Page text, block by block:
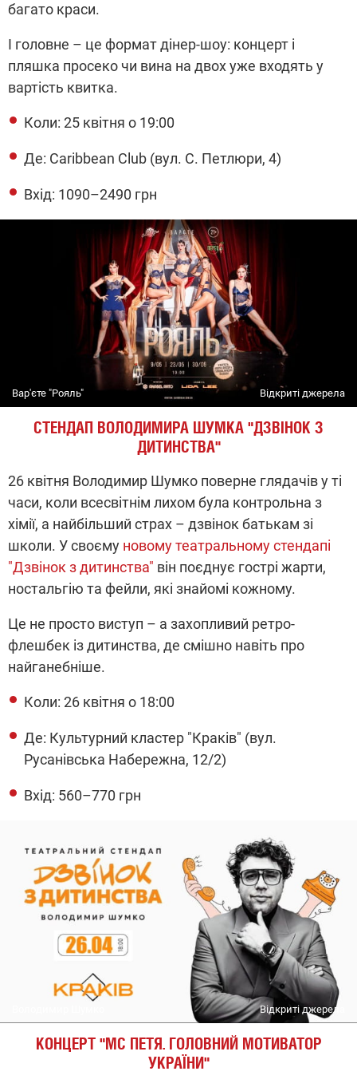
багато краси.
І головне – це формат дінер-шоу: концерт і
пляшка просеко чи вина на двох уже входять у
вартість квитка.
Коли: 25 квітня о 19:00
Де: Caribbean Club (вул. С. Петлюри, 4)
Вхід: 1090–2490 грн
Вар'єте "Рояль" Відкриті джерела
СТЕНДАП ВОЛОДИМИРА ШУМКА "ДЗВІНОК З
ДИТИНСТВА"
26 квітня Володимир Шумко поверне глядачів у ті
часи, коли всесвітнім лихом була контрольна з
хімії, а найбільший страх – дзвінок батькам зі
школи. У своєму новому театральному стендапі
"Дзвінок з дитинства" він поєднує гострі жарти,
ностальгію та фейли, які знайомі кожному.
Це не просто виступ – а захопливий ретро-
флешбек із дитинства, де смішно навіть про
найганебніше.
Коли: 26 квітня о 18:00
Де: Культурний кластер "Краків" (вул.
Русанівська Набережна, 12/2)
Вхід: 560–770 грн
Відкриті джерела
КОНЦЕРТ "MC ПЕТЯ. ГОЛОВНИЙ МОТИВАТОР
УКРАЇНИ"